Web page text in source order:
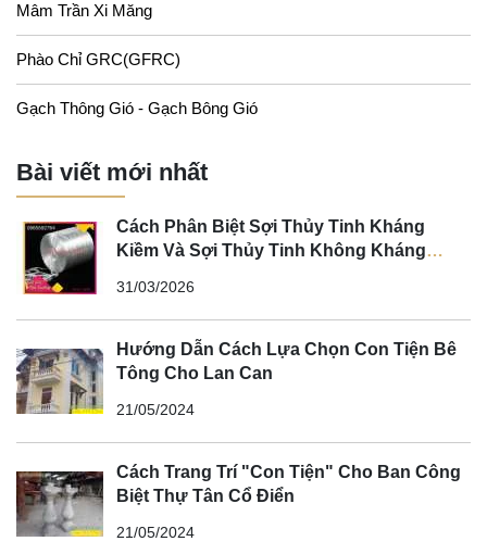
Mâm Trần Xi Măng
Phào Chỉ GRC(GFRC)
Gạch Thông Gió - Gạch Bông Gió
Bài viết mới nhất
Cách Phân Biệt Sợi Thủy Tinh Kháng
Kiềm Và Sợi Thủy Tinh Không Kháng
31/03/2026
Hướng Dẫn Cách Lựa Chọn Con Tiện Bê
Tông Cho Lan Can
21/05/2024
Cách Trang Trí "Con Tiện" Cho Ban Công
Biệt Thự Tân Cổ Điển
21/05/2024